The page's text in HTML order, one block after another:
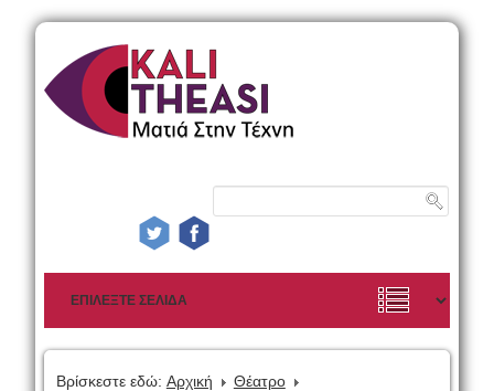
Βρίσκεστε εδώ: Αρχική
Θέατρο